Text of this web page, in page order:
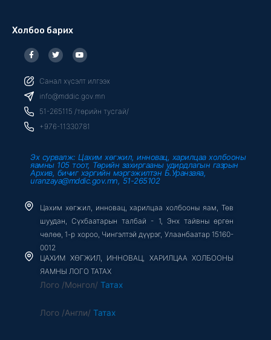
Холбоо барих
F
a
c
b
o
o
k
f
T
w
i
t
e
r
Y
o
u
u
b
e
Санал хүсэлт илгээх
info@mddic.gov.mn
51-265115 /төрийн тусгай/
+976-11330781
Эх сурвалж: Цахим хөгжил, инновац, харилцаа холбооны
яамны 105 тоот, Төрийн захиргааны удирдлагын газрын
Архив, бичиг хэргийн мэргэжилтэн Б.Уранзаяа,
uranzaya@mddic.gov.mn, 51-265102
Цахим хөгжил, инновац, харилцаа холбооны яам, Төв
шуудан, Сүхбаатарын талбай - 1, Энх тайвны өргөн
чөлөө, 1-р хороо, Чингэлтэй дүүрэг, Улаанбаатар 15160-
0012
ЦАХИМ ХӨГЖИЛ, ИННОВАЦ, ХАРИЛЦАА ХОЛБООНЫ
ЯАМНЫ ЛОГО ТАТАХ
Лого /Монгол/ Татах
Лого /Англи/ Татах